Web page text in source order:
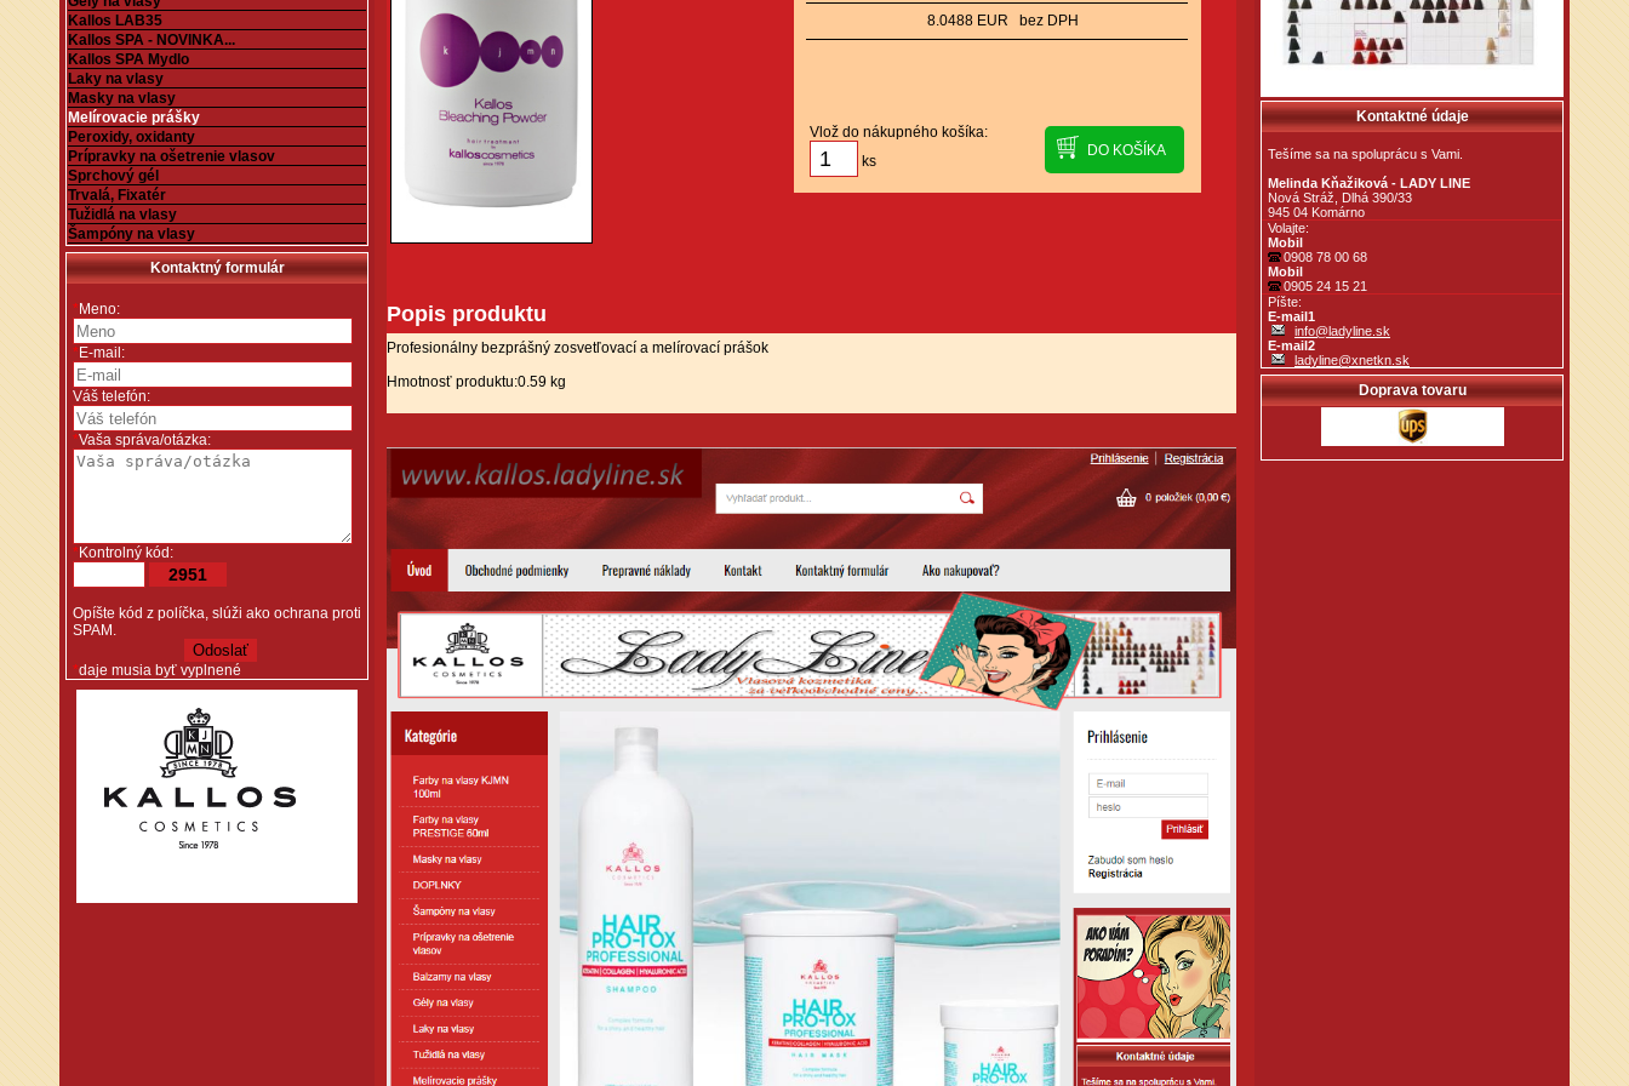
Kallos LAB35
Kallos SPA - NOVINKA...
Kallos SPA Mydlo
Laky na vlasy
Masky na vlasy
Melírovacie prášky
Peroxidy, oxidanty
Prípravky na ošetrenie vlasov
Sprchový gél
Trvalá, Fixatér
Tužidlá na vlasy
Šampóny na vlasy
Kontaktný formulár
*Meno:
*E-mail:
Váš telefón:
*Vaša správa/otázka:
*Kontrolný kód:
2951
Opíšte kód z políčka, slúži ako ochrana proti
SPAM.
*daje musia byť vyplnené
8.0488 EUR bez DPH
Vlož do nákupného košíka:
ks
Popis produktu
Profesionálny bezprášný zosvetľovací a melírovací prášok
Hmotnosť produktu:0.59 kg
Kontaktné údaje
Tešíme sa na spoluprácu s Vami.
Melinda Kňažiková - LADY LINE
Nová Stráž, Dlhá 390/33
945 04 Komárno
Volajte:
Mobil
0908 78 00 68
Mobil
0905 24 15 21
Píšte:
E-mail1
info@ladyline.sk
E-mail2
ladyline@xnetkn.sk
Doprava tovaru